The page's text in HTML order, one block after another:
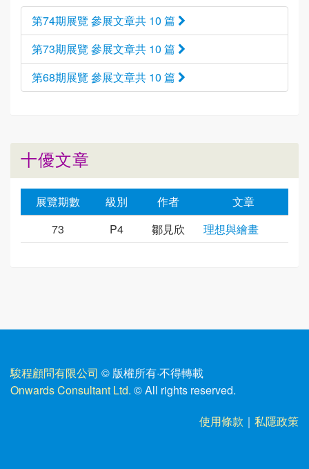
第74期展覽 參展文章共 10 篇
第73期展覽 參展文章共 10 篇
第68期展覽 參展文章共 10 篇
十優文章
展覽期數 級別 作者
文章
73
P4 鄒見欣 理想與繪畫
駿程顧問有限公司 © 版權所有·不得轉載
Onwards Consultant Ltd. © All rights reserved.
使用條款 ｜ 私隱政策